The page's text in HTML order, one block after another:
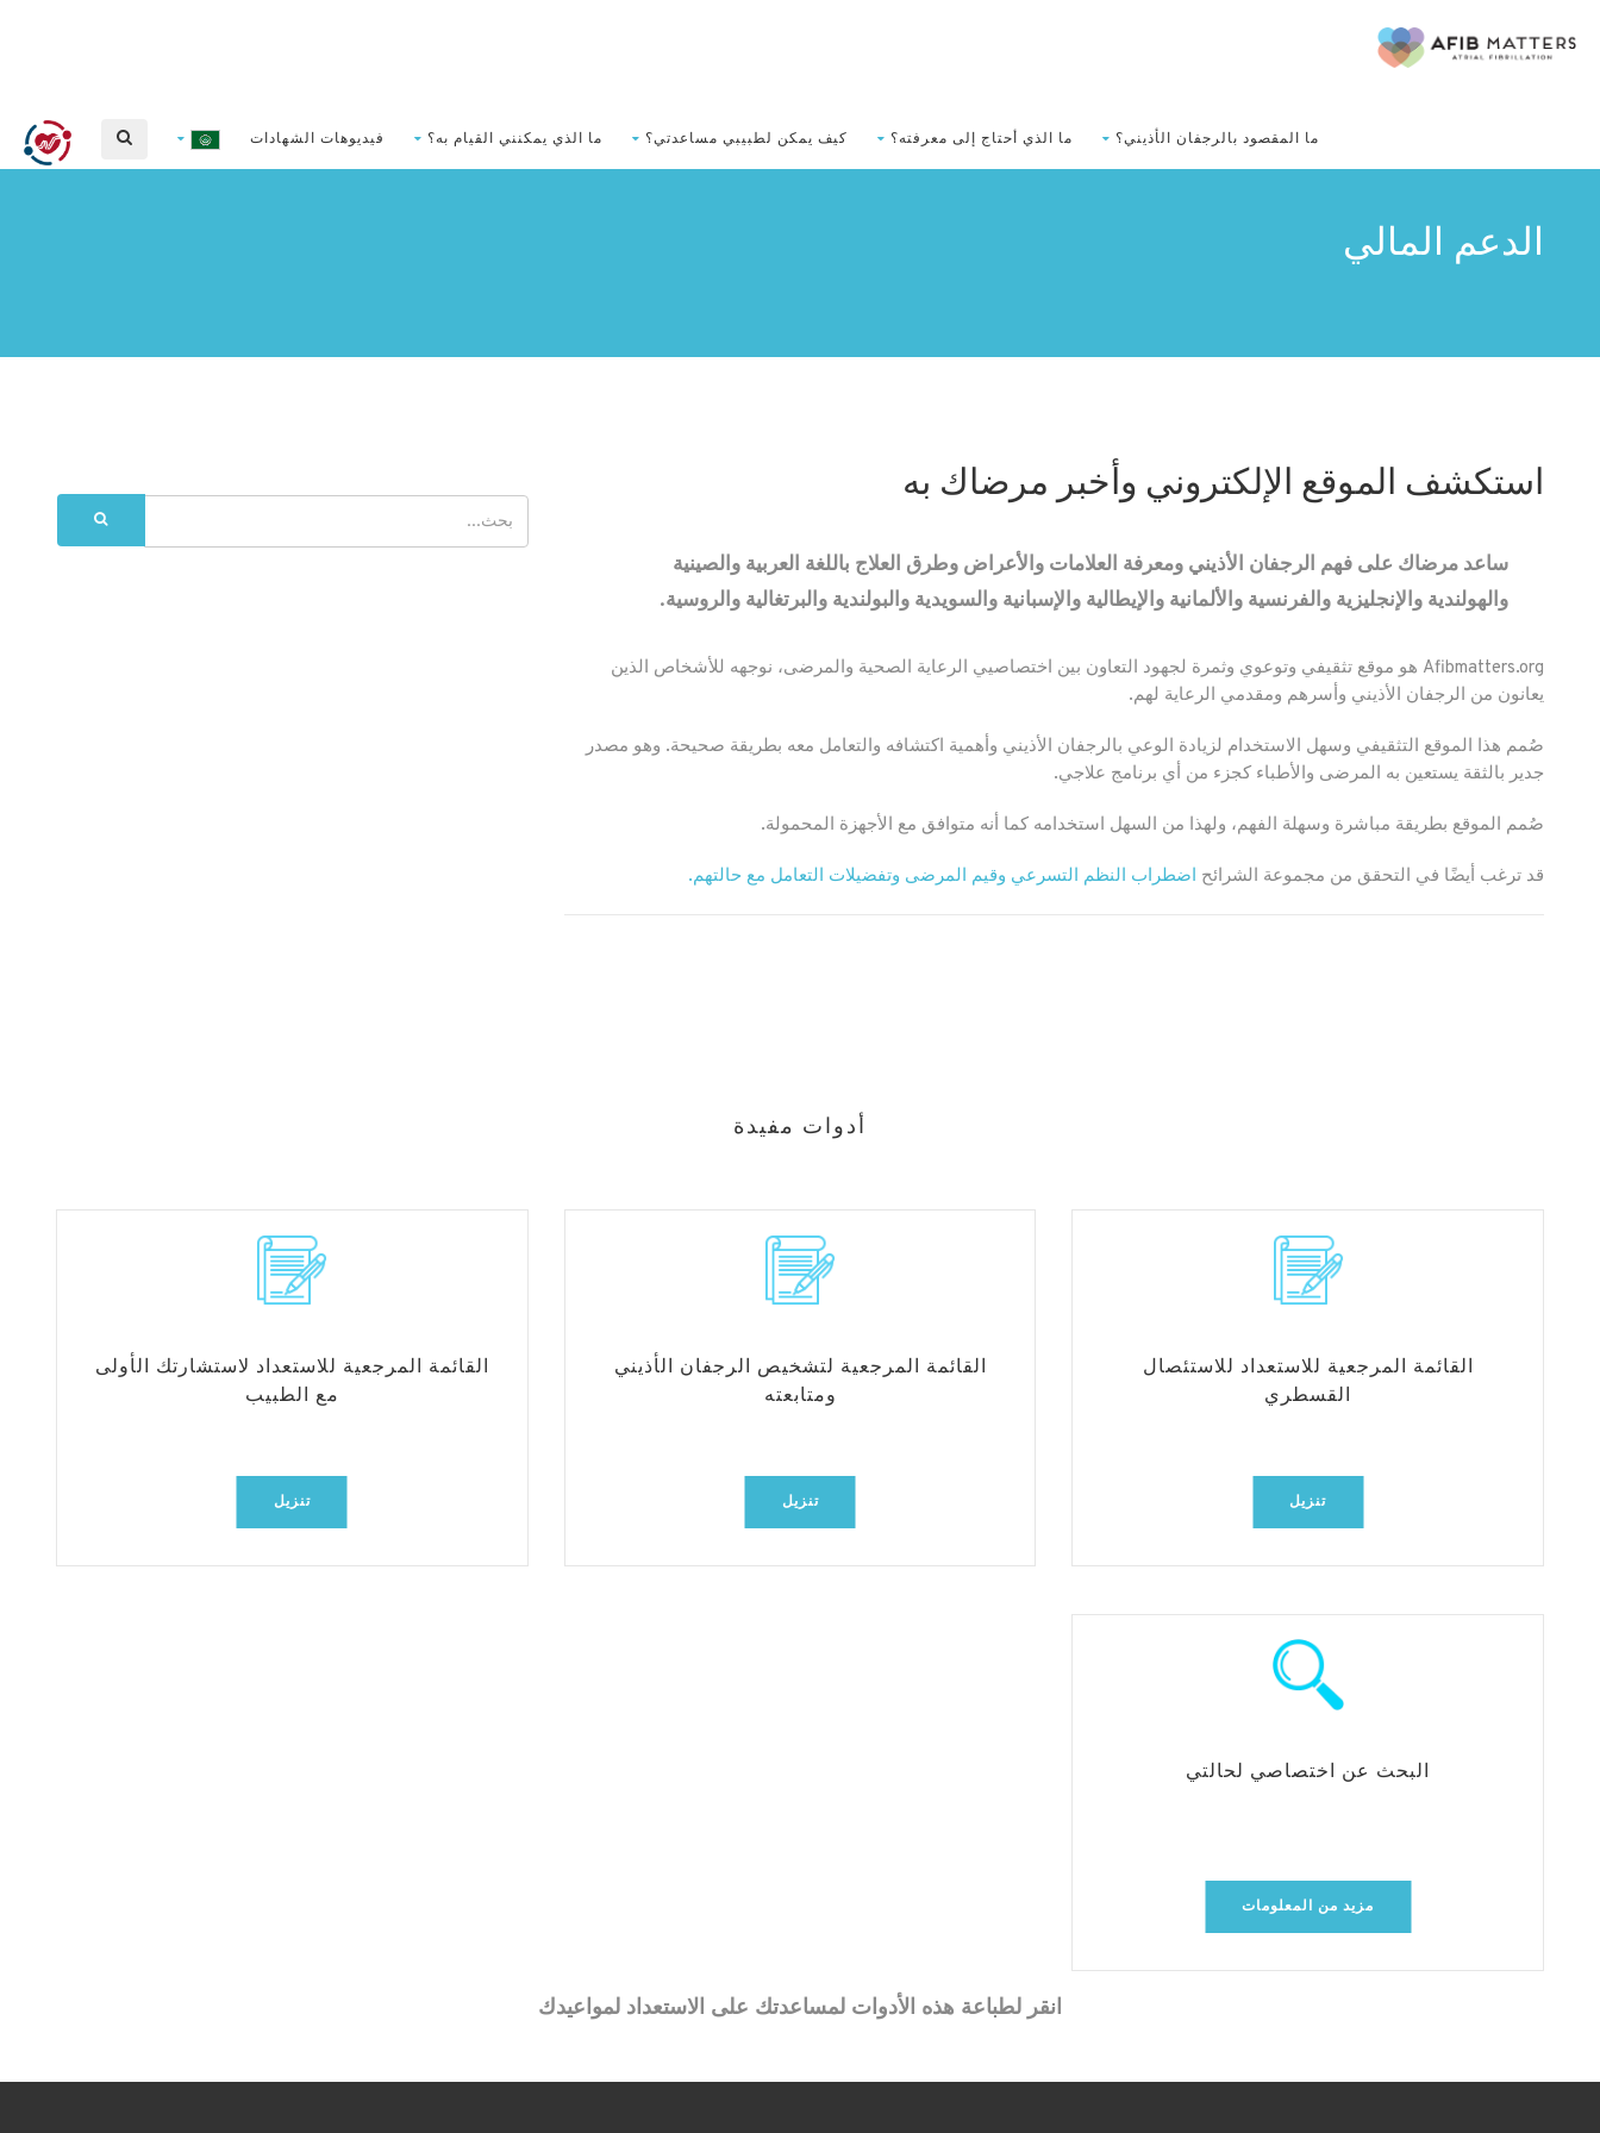
ما المقصود بالرجفان الأذيني؟ ما الذي أحتاج إلى معرفته؟ كيف يمكن لطبيبي مساعدتي؟ ما الذي يمكنني القيام به؟ فيديوهات الشهادات
الدعم المالي
استكشف الموقع الإلكتروني وأخبر مرضاك به
ساعد مرضاك على فهم الرجفان الأذيني ومعرفة العلامات والأعراض وطرق العلاج باللغة العربية والصينية
والهولندية والإنجليزية والفرنسية والألمانية والإيطالية والإسبانية والسويدية والبولندية والبرتغالية والروسية.
Afibmatters.org هو موقع تثقيفي وتوعوي وثمرة لجهود التعاون بين اختصاصيي الرعاية الصحية والمرضى، نوجهه للأشخاص الذين
يعانون من الرجفان الأذيني وأسرهم ومقدمي الرعاية لهم.
صُمم هذا الموقع التثقيفي وسهل الاستخدام لزيادة الوعي بالرجفان الأذيني وأهمية اكتشافه والتعامل معه بطريقة صحيحة. وهو مصدر
جدير بالثقة يستعين به المرضى والأطباء كجزء من أي برنامج علاجي.
صُمم الموقع بطريقة مباشرة وسهلة الفهم، ولهذا من السهل استخدامه كما أنه متوافق مع الأجهزة المحمولة.
قد ترغب أيضًا في التحقق من مجموعة الشرائح اضطراب النظم التسرعي وقيم المرضى وتفضيلات التعامل مع حالتهم.
أدوات مفيدة
القائمة المرجعية للاستعداد للاستئصال
القسطري
تنزيل
القائمة المرجعية لتشخيص الرجفان الأذيني
ومتابعته
تنزيل
القائمة المرجعية للاستعداد لاستشارتك الأولى
مع الطبيب
تنزيل
البحث عن اختصاصي لحالتي
مزيد من المعلومات
انقر لطباعة هذه الأدوات لمساعدتك على الاستعداد لمواعيدك